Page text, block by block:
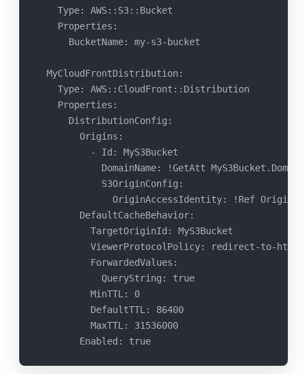
    Type: AWS::S3::Bucket
    Properties:
      BucketName: my-s3-bucket
  MyCloudFrontDistribution:
    Type: AWS::CloudFront::Distribution
    Properties:
      DistributionConfig:
        Origins:
          - Id: MyS3Bucket
DomainName: !GetAtt
            S3OriginConfig:
OriginAccessIdentity: !Ref
        DefaultCacheBehavior:
          TargetOriginId: MyS3Bucket
          ViewerProtocolPolicy: redirect-to-https
          ForwardedValues:
            QueryString: true
          MinTTL: 0
          DefaultTTL: 86400
          MaxTTL: 31536000
        Enabled: true